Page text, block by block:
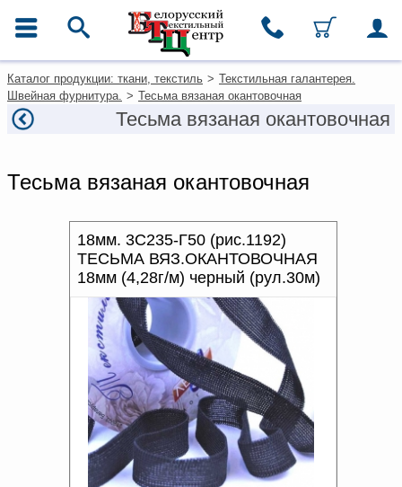
Контакты
Каталог
Ткани
Домашний текстиль
Текстиль для ресторанов и
Текстильная галантерея и
фурнитура
Условия работы
Оплата и доставка
Как оформить заказ
Как нас найти
Написать нам
Доверенность на
получение груза
Документы по работе с
персональными данными
Письмо руководителю
Ирина Байнякшина
+7 (911) 757-28-45
Для покупателей из
msk@beltextil.ru
+7 (812) 334-12-75
button@beltextil.ru
Каталог продукции: ткани, текстиль > Текстильная галантерея.
Швейная фурнитура. > Тесьма вязаная окантовочная
Тесьма вязаная окантовочная
Тесьма вязаная окантовочная
18мм. 3С235-Г50 (рис.1192)
ТЕСЬМА ВЯЗ.ОКАНТОВОЧНАЯ
18мм (4,28г/м) черный (рул.30м)